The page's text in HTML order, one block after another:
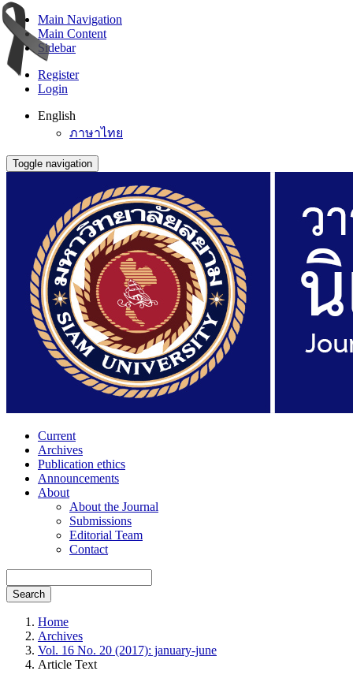
Main Navigation
Main Content
Sidebar
Register
Login
English
ภาษาไทย
Toggle navigation
Current
Archives
Publication ethics
Announcements
About
About the Journal
Submissions
Editorial Team
Contact
Search
Home
Archives
Vol. 16 No. 20 (2017): january-june
Article Text